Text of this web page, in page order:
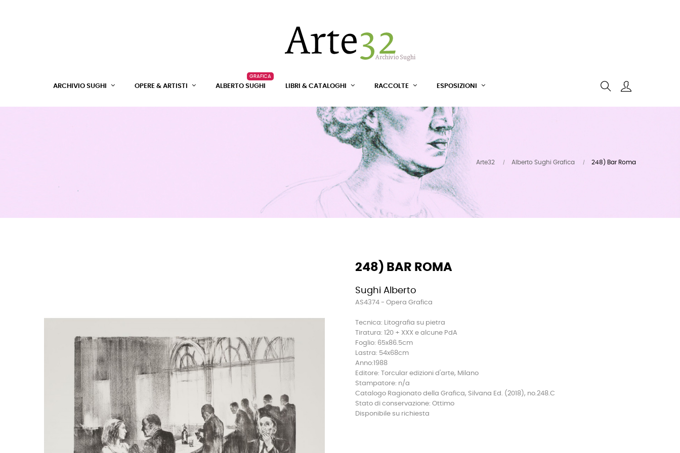
ARCHIVIO SUGHI OPERE & ARTISTI ALBERTO SUGHI
GRAFICA
LIBRI & CATALOGHI RACCOLTE ESPOSIZIONI
Arte32 Alberto Sughi Grafica 248) Bar Roma
248) BAR ROMA
Sughi Alberto
AS4374 - Opera Grafica
Tecnica: Litografia su pietra
Tiratura: 120 + XXX e alcune PdA
Foglio: 65x86.5cm
Lastra: 54x68cm
Anno:1988
Editore: Torcular edizioni d'arte, Milano
Stampatore: n/a
Catalogo Ragionato della Grafica, Silvana Ed. (2018), no.248.C
Stato di conservazione: Ottimo
Disponibile su richiesta